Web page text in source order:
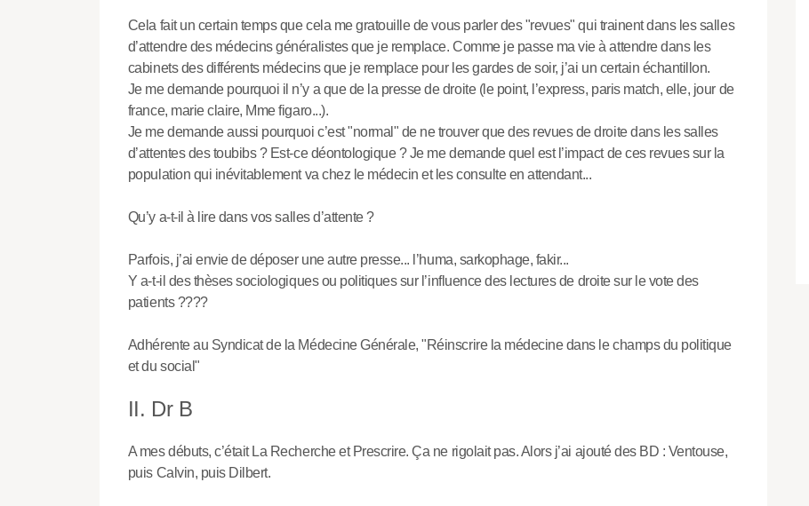
Cela fait un certain temps que cela me gratouille de vous parler des "revues" qui trainent dans les salles
d’attendre des médecins généralistes que je remplace. Comme je passe ma vie à attendre dans les
cabinets des différents médecins que je remplace pour les gardes de soir, j’ai un certain échantillon.
Je me demande pourquoi il n’y a que de la presse de droite (le point, l’express, paris match, elle, jour de
france, marie claire, Mme figaro...).
Je me demande aussi pourquoi c’est "normal" de ne trouver que des revues de droite dans les salles
d’attentes des toubibs ? Est-ce déontologique ? Je me demande quel est l’impact de ces revues sur la
population qui inévitablement va chez le médecin et les consulte en attendant...
Qu’y a-t-il à lire dans vos salles d’attente ?
Parfois, j’ai envie de déposer une autre presse... l’huma, sarkophage, fakir...
Y a-t-il des thèses sociologiques ou politiques sur l’influence des lectures de droite sur le vote des
patients ????
Adhérente au Syndicat de la Médecine Générale, "Réinscrire la médecine dans le champs du politique
et du social"
II. Dr B
A mes débuts, c’était La Recherche et Prescrire. Ça ne rigolait pas. Alors j’ai ajouté des BD : Ventouse,
puis Calvin, puis Dilbert.